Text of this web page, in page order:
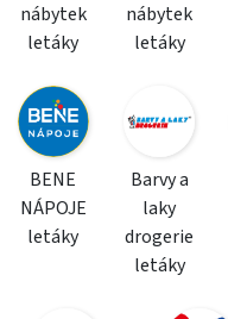
nábytek
letáky
nábytek
letáky
BENE
NÁPOJE
letáky
Barvy a
laky
drogerie
letáky